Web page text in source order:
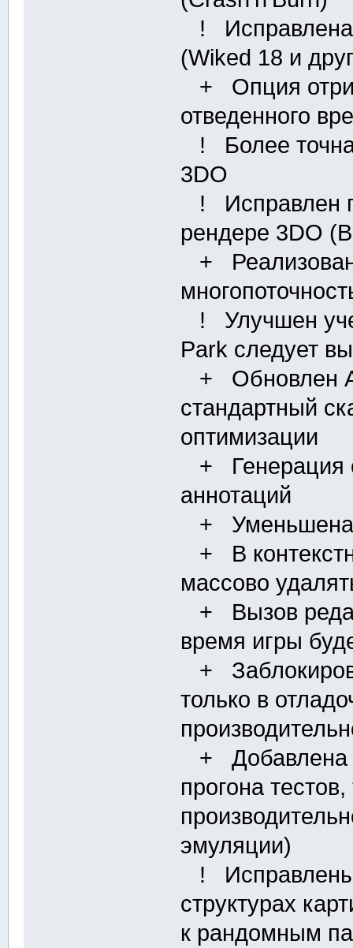
! Исправлена
(Wiked 18 и
+ Опция
отведенного
! Более
3DO
! Исправлен
рендере 3DO
+
! Улучшен
Park следует
+ Обновлен
стандартный
оптимизации
+ Генерация
аннотаций
+ Уменьшена
+ В
массово
+ Вызов
время игры
+
только в
+ Добавлена
прогона
эмуляции)
! Исправлены
структурах
к рандомным